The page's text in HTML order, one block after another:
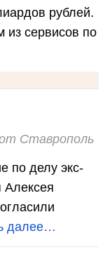
рублей.
из сервисов по
Ставрополь
по делу экс-
Алексея
далее…